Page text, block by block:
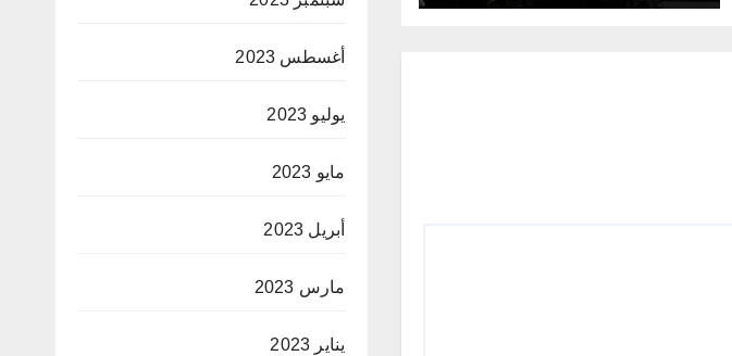
أغسطس 2023
يوليو 2023
مايو 2023
أبريل 2023
مارس 2023
يناير 2023